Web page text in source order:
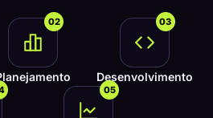
02 03
Desenvolvimento
05